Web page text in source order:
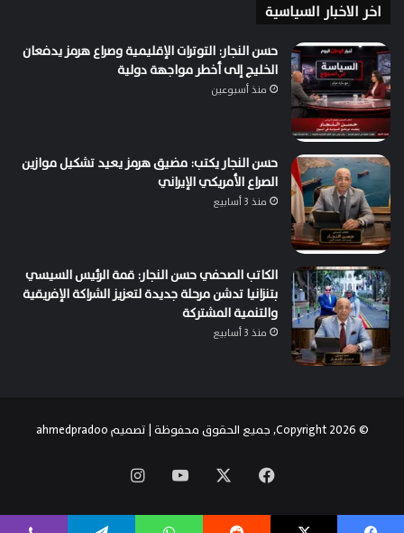
اخر الاخبار السياسية
حسن النجار: التوترات الإقليمية وصراع هرمز يدفعان
الخليج إلى أخطر مواجهة دولية
منذ أسبوعين
حسن النجار يكتب: مضيق هرمز يعيد تشكيل موازين
الصراع الأمريكي الإيراني
منذ 3 أسابيع
الكاتب الصحفي حسن النجار: قمة الرئيس السيسي
بتنزانيا تدشن مرحلة جديدة لتعزيز الشراكة الإفريقية
والتنمية المشتركة
منذ 3 أسابيع
© Copyright 2026, جميع الحقوق محفوظة | تصميم ahmedpradoo
فيسبوك ‫YouTube